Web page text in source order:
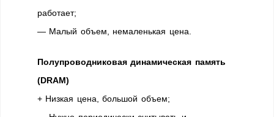
работает;
— Малый объем, немаленькая цена.
Полупроводниковая динамическая память
(DRAM)
+ Низкая цена, большой объем;